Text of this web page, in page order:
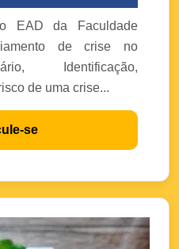
EAD da Faculdade
de crise no
Identificação,
de uma crise...
se